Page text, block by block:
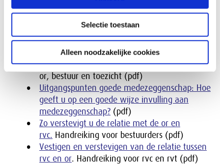
Selectie toestaan
Alleen noodzakelijke cookies
Driehoekspel in de polder, onderzoek naar het
voordrachtsrecht van ondernemingsraden.
Publicatie voor or, bestuurder en rvc (website)
Medezeggenschap en overleg over
strategische onderwerpen. Handreiking voor
or, bestuur en toezicht (pdf)
Uitgangspunten goede medezeggenschap: Hoe
geeft u op een goede wijze invulling aan
medezeggenschap? (pdf)
Zo verstevigt u de relatie met de or en
rvc. Handreiking voor bestuurders (pdf)
Vestigen en verstevigen van de relatie tussen
rvc en or. Handreiking voor rvc en rvt (pdf)